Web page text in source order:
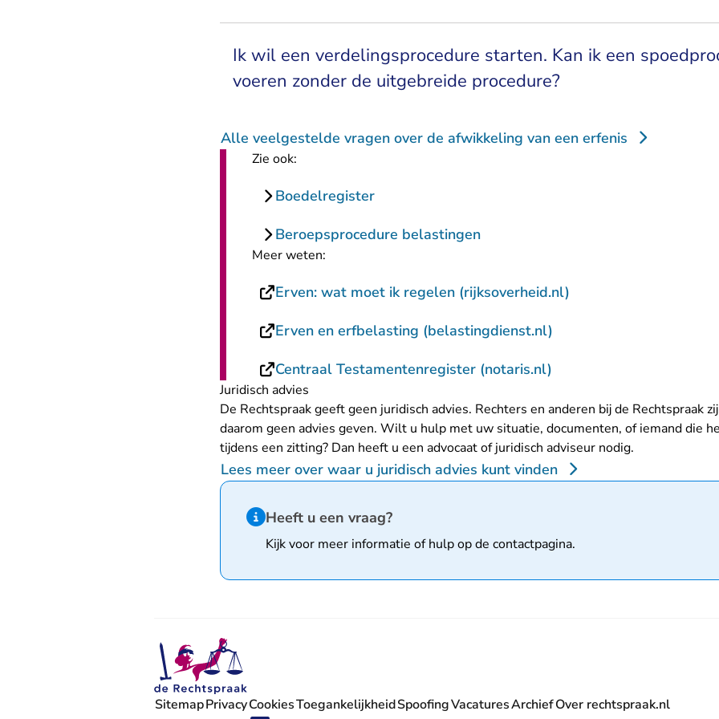
Ik wil een verdelingsprocedure starten. Kan ik een
voeren zonder de uitgebreide procedure?
Alle veelgestelde vragen over de afwikkeling van een erfenis
Zie ook:
Boedelregister
Beroepsprocedure belastingen
Meer weten:
Erven: wat moet ik regelen (rijksoverheid.nl)
Erven en erfbelasting (belastingdienst.nl)
Centraal Testamentenregister (notaris.nl)
Juridisch advies
De Rechtspraak geeft geen juridisch advies. Rechters en anderen bij de Rechtspraak
daarom geen advies geven. Wilt u hulp met uw situatie, documenten, of iemand die
tijdens een zitting? Dan heeft u een advocaat of juridisch adviseur nodig.
Lees meer over waar u juridisch advies kunt vinden
Hint van type informatie
Heeft u een vraag?
Kijk voor meer informatie of hulp op de contactpagina.
SitemapPrivacyCookiesToegankelijkheidSpoofingVacatures
- U verlaat Rechtspraak.nl
ArchiefOver rechtspraak.nl